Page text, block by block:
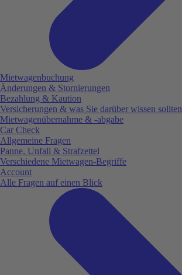
Mietwagenbuchung
Änderungen & Stornierungen
Bezahlung & Kaution
Versicherungen & was Sie darüber wissen sollten
Mietwagenübernahme & -abgabe
Car Check
Allgemeine Fragen
Panne, Unfall & Strafzettel
Verschiedene Mietwagen-Begriffe
Account
Alle Fragen auf einen Blick